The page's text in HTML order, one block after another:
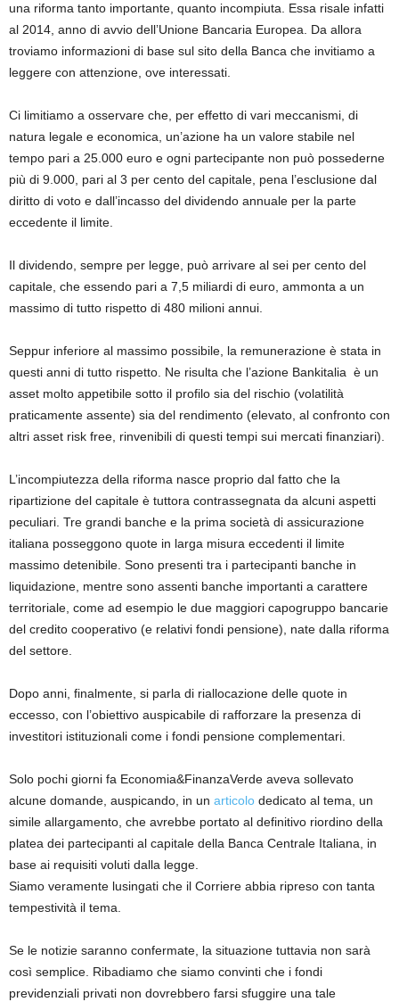
una riforma tanto importante, quanto incompiuta. Essa risale infatti
al 2014, anno di avvio dell’Unione Bancaria Europea. Da allora
troviamo informazioni di base sul sito della Banca che invitiamo a
leggere con attenzione, ove interessati.
Ci limitiamo a osservare che, per effetto di vari meccanismi, di
natura legale e economica, un’azione ha un valore stabile nel
tempo pari a 25.000 euro e ogni partecipante non può possederne
più di 9.000, pari al 3 per cento del capitale, pena l’esclusione dal
diritto di voto e dall’incasso del dividendo annuale per la parte
eccedente il limite.
Il dividendo, sempre per legge, può arrivare al sei per cento del
capitale, che essendo pari a 7,5 miliardi di euro, ammonta a un
massimo di tutto rispetto di 480 milioni annui.
Seppur inferiore al massimo possibile, la remunerazione è stata in
questi anni di tutto rispetto. Ne risulta che l’azione Bankitalia è un
asset molto appetibile sotto il profilo sia del rischio (volatilità
praticamente assente) sia del rendimento (elevato, al confronto con
altri asset risk free, rinvenibili di questi tempi sui mercati finanziari).
L’incompiutezza della riforma nasce proprio dal fatto che la
ripartizione del capitale è tuttora contrassegnata da alcuni aspetti
peculiari. Tre grandi banche e la prima società di assicurazione
italiana posseggono quote in larga misura eccedenti il limite
massimo detenibile. Sono presenti tra i partecipanti banche in
liquidazione, mentre sono assenti banche importanti a carattere
territoriale, come ad esempio le due maggiori capogruppo bancarie
del credito cooperativo (e relativi fondi pensione), nate dalla riforma
del settore.
Dopo anni, finalmente, si parla di riallocazione delle quote in
eccesso, con l’obiettivo auspicabile di rafforzare la presenza di
investitori istituzionali come i fondi pensione complementari.
Solo pochi giorni fa Economia&FinanzaVerde aveva sollevato
alcune domande, auspicando, in un articolo dedicato al tema, un
simile allargamento, che avrebbe portato al definitivo riordino della
platea dei partecipanti al capitale della Banca Centrale Italiana, in
base ai requisiti voluti dalla legge.
Siamo veramente lusingati che il Corriere abbia ripreso con tanta
tempestività il tema.
Se le notizie saranno confermate, la situazione tuttavia non sarà
così semplice. Ribadiamo che siamo convinti che i fondi
previdenziali privati non dovrebbero farsi sfuggire una tale